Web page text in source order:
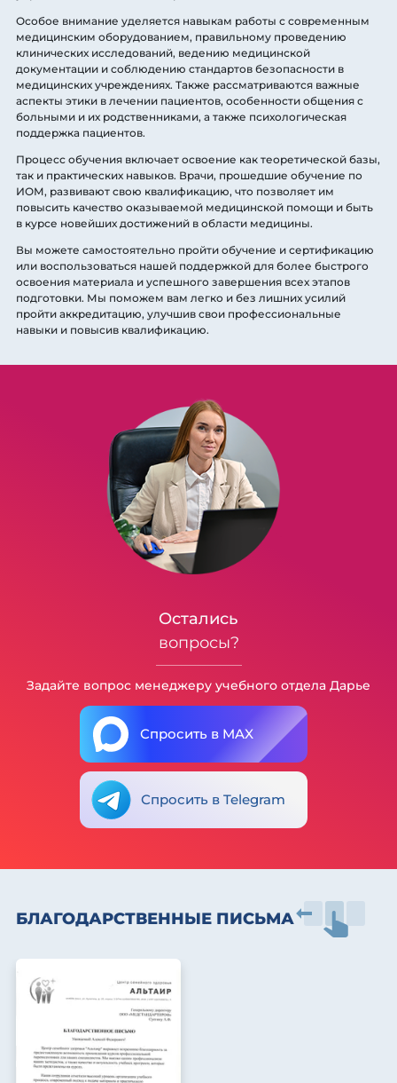
Особое внимание уделяется навыкам работы с современным
медицинским оборудованием, правильному проведению
клинических исследований, ведению медицинской
документации и соблюдению стандартов безопасности в
медицинских учреждениях. Также рассматриваются важные
аспекты этики в лечении пациентов, особенности общения с
больными и их родственниками, а также психологическая
поддержка пациентов.
Процесс обучения включает освоение как теоретической базы,
так и практических навыков. Врачи, прошедшие обучение по
ИОМ, развивают свою квалификацию, что позволяет им
повысить качество оказываемой медицинской помощи и быть
в курсе новейших достижений в области медицины.
Вы можете самостоятельно пройти обучение и сертификацию
или воспользоваться нашей поддержкой для более быстрого
освоения материала и успешного завершения всех этапов
подготовки. Мы поможем вам легко и без лишних усилий
пройти аккредитацию, улучшив свои профессиональные
навыки и повысив квалификацию.
Остались
вопросы?
Задайте вопрос менеджеру учебного отдела Дарье
Спросить в MAX
Спросить в Telegram
БЛАГОДАРСТВЕННЫЕ ПИСЬМА